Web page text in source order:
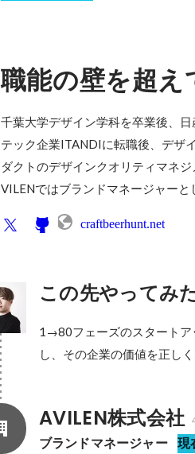
職能の壁を超え
千葉大学デザイン学科を卒業後、
テック企業ITANDIに転職後、デザ
ダクトのデザインクオリティマネ
VILENではブランドマネージャーと
craftbeerhunt.net
この先やってみ
1→80フェーズのスタートア
し、その企業の価値を正し
AVILEN株式会社
ブランドマネージャー 現